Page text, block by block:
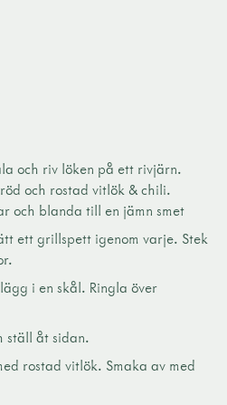
och riv löken på ett rivjärn.
och rostad vitlök & chili.
och blanda till en jämn smet
ett grillspett igenom varje. Stek
i en skål. Ringla över
ställ åt sidan.
rostad vitlök. Smaka av med